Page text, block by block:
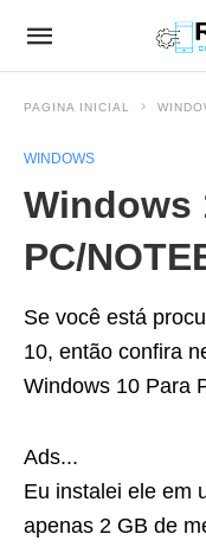
PAGINA INICIAL
WINDOWS
Windows
PC/
Se você está
10, então confira
Windows 10 Para
Ads...
Eu instalei ele em
apenas 2 GB de